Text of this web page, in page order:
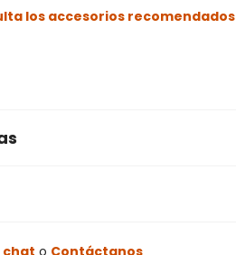
los accesorios recomendados
chat o Contáctanos